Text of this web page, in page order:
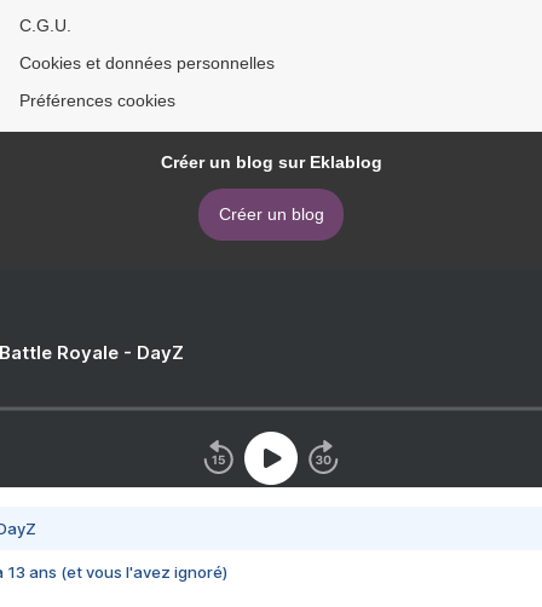
C.G.U.
Cookies et données personnelles
Préférences cookies
Créer un blog sur Eklablog
Créer un blog
Royale - DayZ
13 ans (et vous l'avez ignoré)